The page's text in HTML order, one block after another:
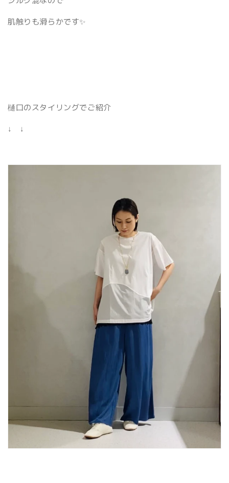
肌触りも滑らかです✨
樋口のスタイリングでご紹介
↓ ↓